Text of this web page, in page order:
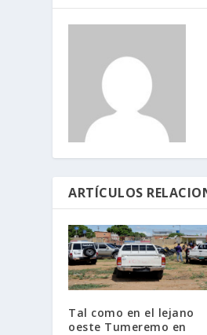
ARTÍCULOS
Tal como en el lejano
oeste Tumeremo en